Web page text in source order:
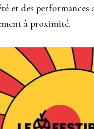
et des performances
à proximité.